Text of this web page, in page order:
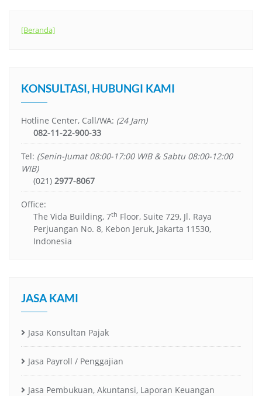
[Beranda]
KONSULTASI, HUBUNGI KAMI
Hotline Center, Call/WA: (24 Jam)
082-11-22-900-33
Tel: (Senin-Jumat 08:00-17:00 WIB & Sabtu 08:00-12:00
WIB)
(021) 2977-8067
Office:
The Vida Building, 7th Floor, Suite 729, Jl. Raya
Perjuangan No. 8, Kebon Jeruk, Jakarta 11530,
Indonesia
JASA KAMI
Jasa Konsultan Pajak
Jasa Payroll / Penggajian
Jasa Pembukuan, Akuntansi, Laporan Keuangan